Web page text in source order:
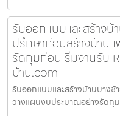
รับออกแบบและสร้างบ้
ปรึกษาก่อนสร้างบ้าน
รัดกุมก่อนเริ่มงานรับเ
บ้าน.com
รับออกแบบและสร้างบ้านบาง
วางแผนงบประมาณอย่างรัดกุ